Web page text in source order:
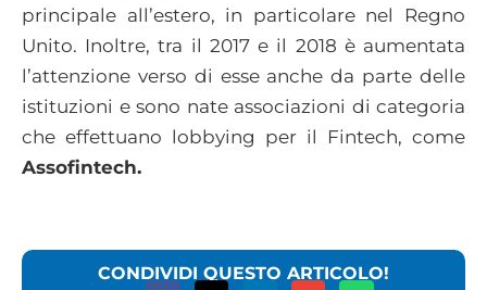
principale all’estero, in particolare nel Regno
Unito. Inoltre, tra il 2017 e il 2018 è aumentata
l’attenzione verso di esse anche da parte delle
istituzioni e sono nate associazioni di categoria
che effettuano lobbying per il Fintech, come
Assofintech.
CONDIVIDI QUESTO ARTICOLO!